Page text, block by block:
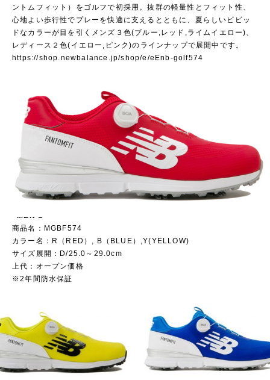
ントムフィット）をゴルフで初採用。抜群の軽量性とフィット性、
心地よい歩行性でプレーを快適に支えるとともに、夏らしいビビッ
ドなカラーが目を引くメンズ３色(ブルー,レッド,ライムイエロー)、
レディース２色(イエロー,ピンク)のラインナップで展開中です。
https://shop.newbalance.jp/shop/e/eEnb-golf574
<MEN’S>
商品名：MGBF574
カラー名：R（RED）, B（BLUE）,Y(YELLOW)
サイズ展開：D/25.0～29.0cm
上代：オープン価格
※2年間防水保証